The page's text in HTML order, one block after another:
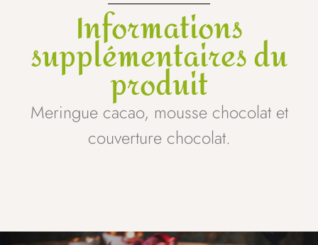
Informations
supplémentaires du
produit
Meringue cacao, mousse chocolat et
couverture chocolat.